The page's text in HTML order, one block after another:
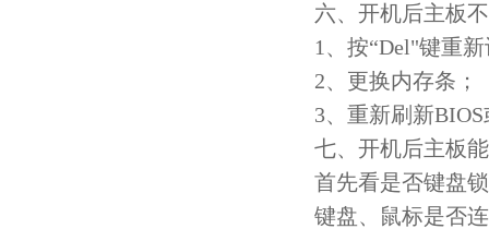
六、开机后主板
1、按“Del"键重
2、更换内存条；
3、重新刷新
七、开机后主板
首先看是否键盘
键盘、鼠标是否